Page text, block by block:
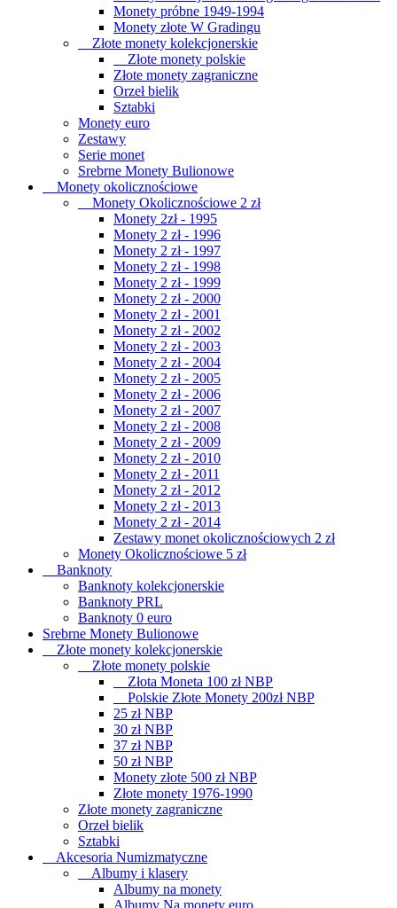
Monety próbne 1949-1994
Monety złote W Gradingu
Złote monety kolekcjonerskie
Złote monety polskie
Złote monety zagraniczne
Orzeł bielik
Sztabki
Monety euro
Zestawy
Serie monet
Srebrne Monety Bulionowe
Monety okolicznościowe
Monety Okolicznościowe 2 zł
Monety 2zł - 1995
Monety 2 zł - 1996
Monety 2 zł - 1997
Monety 2 zł - 1998
Monety 2 zł - 1999
Monety 2 zł - 2000
Monety 2 zł - 2001
Monety 2 zł - 2002
Monety 2 zł - 2003
Monety 2 zł - 2004
Monety 2 zł - 2005
Monety 2 zł - 2006
Monety 2 zł - 2007
Monety 2 zł - 2008
Monety 2 zł - 2009
Monety 2 zł - 2010
Monety 2 zł - 2011
Monety 2 zł - 2012
Monety 2 zł - 2013
Monety 2 zł - 2014
Zestawy monet okolicznościowych 2 zł
Monety Okolicznościowe 5 zł
Banknoty
Banknoty kolekcjonerskie
Banknoty PRL
Banknoty 0 euro
Srebrne Monety Bulionowe
Złote monety kolekcjonerskie
Złote monety polskie
Złota Moneta 100 zł NBP
Polskie Złote Monety 200zł NBP
25 zł NBP
30 zł NBP
37 zł NBP
50 zł NBP
Monety złote 500 zł NBP
Złote monety 1976-1990
Złote monety zagraniczne
Orzeł bielik
Sztabki
Akcesoria Numizmatyczne
Albumy i klasery
Albumy na monety
Albumy Na monety euro